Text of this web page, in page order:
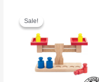
Sale!
Sale!
was:
1,170 ден.790 ден.